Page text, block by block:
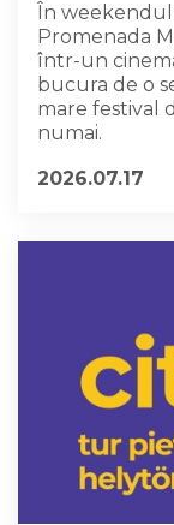
În weekendul
Promenada
într-un
bucura de o
mare festival
numai.
2026.07.17